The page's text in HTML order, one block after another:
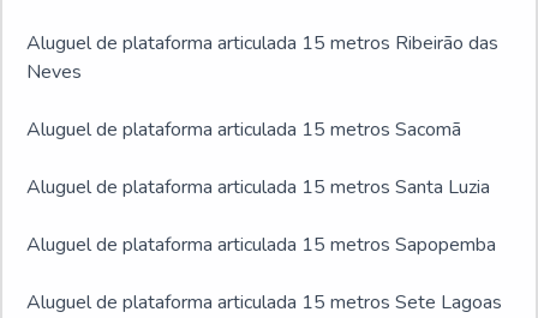
Aluguel de plataforma articulada 15 metros Ribeirão das
Neves
Aluguel de plataforma articulada 15 metros Sacomã
Aluguel de plataforma articulada 15 metros Santa Luzia
Aluguel de plataforma articulada 15 metros Sapopemba
Aluguel de plataforma articulada 15 metros Sete Lagoas